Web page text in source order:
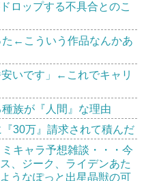
ロップする不具合とのこ
←こういう作品なんかあ
いです」←これでキャリ
族が『人間』な理由
30万』請求されて積んだ
キャラ予想雑談・・・今
、ジーク、ライデンあた
うなぽっと出星晶獣の可